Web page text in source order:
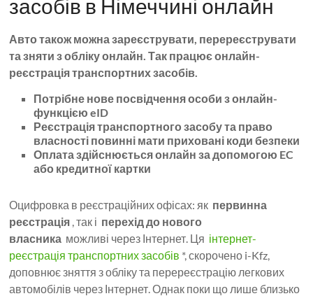
засобів в Німеччині онлайн
Авто також можна зареєструвати, перереєструвати
та зняти з обліку онлайн. Так працює онлайн-
реєстрація транспортних засобів.
Потрібне нове посвідчення особи з онлайн-
функцією eID
Реєстрація транспортного засобу та право
власності повинні мати приховані коди безпеки
Оплата здійснюється онлайн за допомогою EC
або кредитної картки
Оцифровка в реєстраційних офісах: як первинна
реєстрація , так і перехід до нового
власника можливі через Інтернет. Ця інтернет-
реєстрація транспортних засобів *, скорочено i-Kfz,
доповнює зняття з обліку та перереєстрацію легкових
автомобілів через Інтернет. Однак поки що лише близько